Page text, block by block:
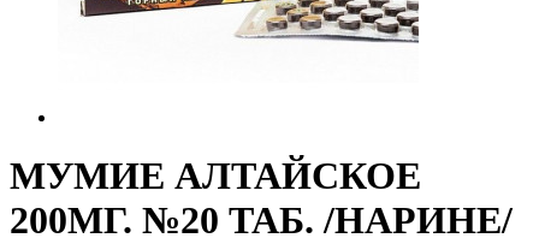
МУМИЕ АЛТАЙСКОЕ
200МГ. №20 ТАБ. /НАРИНЕ/